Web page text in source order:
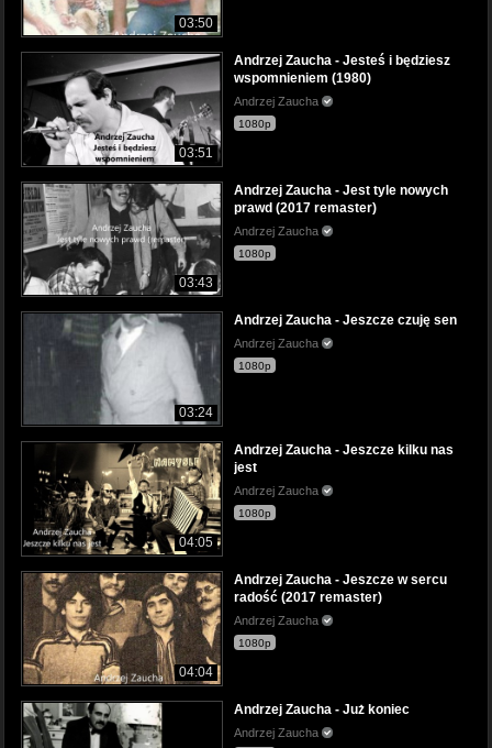
03:50
03:51
Andrzej Zaucha - Jesteś i będziesz
wspomnieniem (1980)
Andrzej Zaucha
1080p
03:43
Andrzej Zaucha - Jest tyle nowych
prawd (2017 remaster)
Andrzej Zaucha
1080p
03:24
Andrzej Zaucha - Jeszcze czuję sen
Andrzej Zaucha
1080p
04:05
Andrzej Zaucha - Jeszcze kilku nas
jest
Andrzej Zaucha
1080p
04:04
Andrzej Zaucha - Jeszcze w sercu
radość (2017 remaster)
Andrzej Zaucha
1080p
Andrzej Zaucha - Już koniec
Andrzej Zaucha